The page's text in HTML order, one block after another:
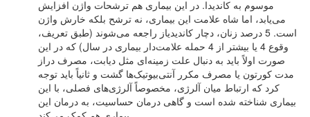
موسوم به کاندیدا. در این بیماری هم ترشحات واژن افزایش
می‌یابد، اما شاه علامت این بیماری، نه ترشح بلکه خارش واژن
است. 5 درصد زنان، دچار کاندیدیاز راجعه می‌شوند (طبق تعریف،
وقوع 4 یا بیشتر از 4 حمله علامت‌دار بیماری در سال) که در این
صورت اولاً باید به دنبال علت زمینه‌ای مثل دیابت، مصرف دراز
مدت کورتون یا مصرف مکرر آنتی‌بیوتیک‌ها گشت و ثانیاً باید توجه
کرد که ارتباط میان آلرژی، مخصوصاً آلرژی‌های فصلی، با این
بیماری شناخته شده است و گاهی درمان حساسیت، به درمان این